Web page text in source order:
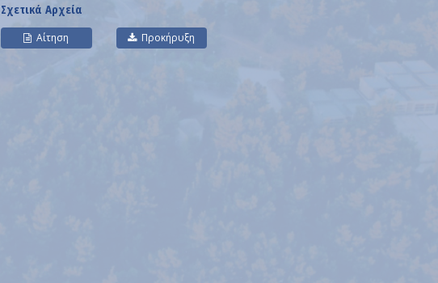
Σχετικά Αρχεία
Αίτηση Προκήρυξη